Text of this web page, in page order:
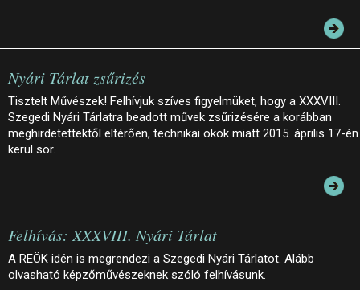
Nyári Tárlat zsűrizés
Tisztelt Művészek! Felhívjuk szíves figyelmüket, hogy a XXXVIII.
Szegedi Nyári Tárlatra beadott művek zsűrizésére a korábban
meghirdetettektől eltérően, technikai okok miatt 2015. április 17-én
kerül sor.
Felhívás: XXXVIII. Nyári Tárlat
A REÖK idén is megrendezi a Szegedi Nyári Tárlatot. Alább
olvasható képzőművészeknek szóló felhívásunk.